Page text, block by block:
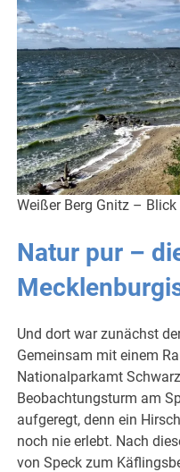
Weißer Berg Gnitz –
Natur pur –
Und dort war zunächst
Gemeinsam mit einem
Nationalparkamt
Beobachtungsturm am
aufgeregt, denn ein
noch nie erlebt. Nach
von Speck zum